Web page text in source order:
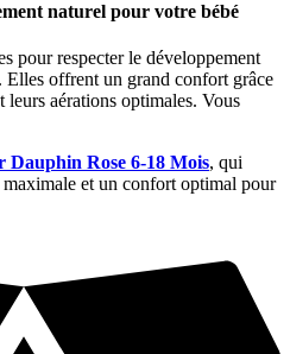
naturel pour votre bébé
pour respecter le développement
Elles offrent un grand confort grâce
leurs aérations optimales. Vous
Dauphin Rose 6-18 Mois, qui
maximale et un confort optimal pour